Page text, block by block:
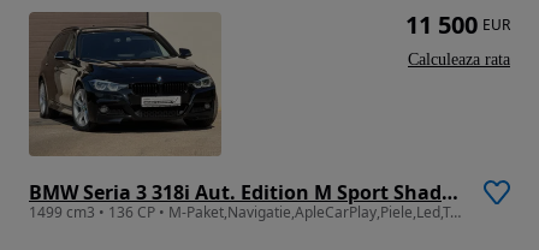
BMW Seria 3 318i Aut. Edition M Sport Shadow
1499 cm3 • 136 CP • M-Paket,Navigatie,ApleCarPlay,Piele,Led,TouchPad,Hifi
11 500 EUR
Calculeaza rata